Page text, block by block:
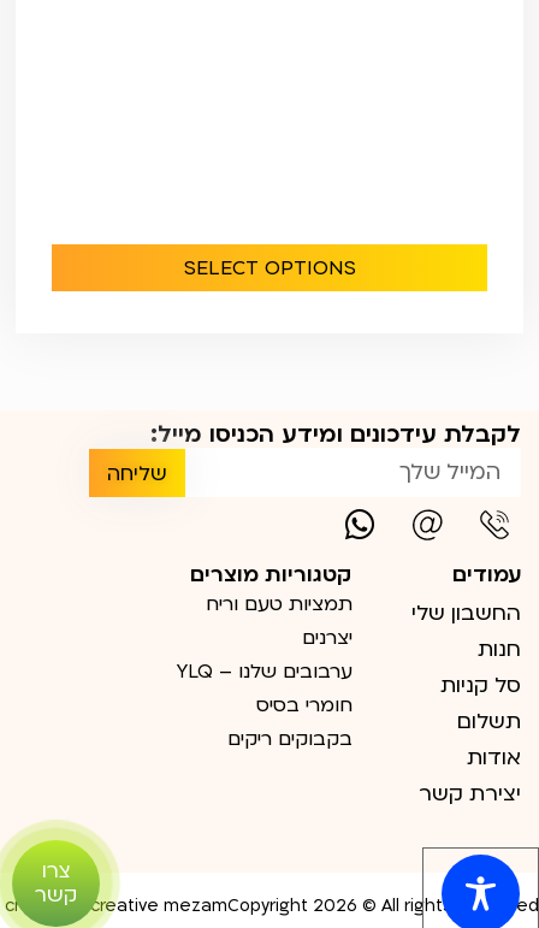
SELECT OPTIONS
לקבלת עידכונים ומידע הכניסו מייל:
שליחה
עמודים
החשבון שלי
חנות
סל קניות
תשלום
אודות
יצירת קשר
קטגוריות מוצרים
תמציות טעם וריח
יצרנים
ערבובים שלנו – YLQ
חומרי בסיס
בקבוקים ריקים
create by creative mezamCopyright 2026 © All rights Reserved
צרו
קשר